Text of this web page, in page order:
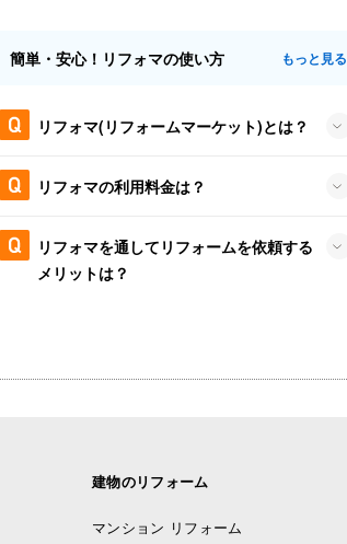
簡単・安心！リフォマの使い方 もっと見る
リフォマ(リフォームマーケット)とは？
リフォマの利用料金は？
リフォマを通してリフォームを依頼する
メリットは？
建物のリフォーム
マンション リフォーム